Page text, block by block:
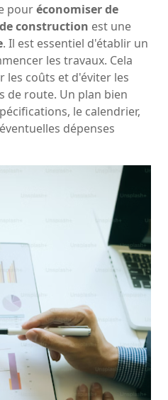
pouréconomiser de
construction est une
. Il est essentiel d'établir un
les travaux. Cela
coûts et d'éviter les
de route. Un plan bien
le calendrier,
dépenses